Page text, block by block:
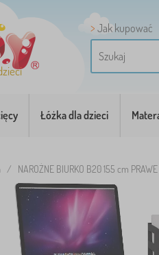
Jak kupować
Łóżka dla dzieci
/ NAROŻNE BIURKO B20 155 cm